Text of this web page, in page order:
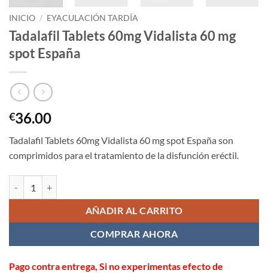
INICIO / EYACULACIÓN TARDÍA
Tadalafil Tablets 60mg Vidalista 60 mg
spot España
€36.00
Tadalafil Tablets 60mg Vidalista 60 mg spot España son
comprimidos para el tratamiento de la disfunción eréctil.
AÑADIR AL CARRITO
COMPRAR AHORA
Pago contra entrega, Si no experimentas efecto de